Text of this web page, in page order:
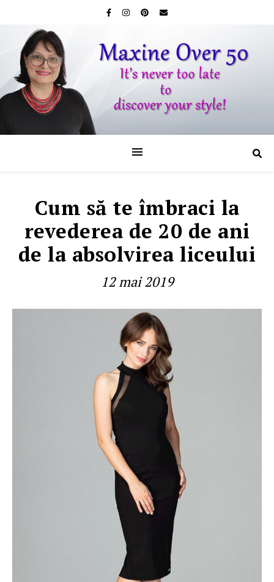
Cum să te îmbraci la
revederea de 20 de ani
de la absolvirea liceului
12 mai 2019